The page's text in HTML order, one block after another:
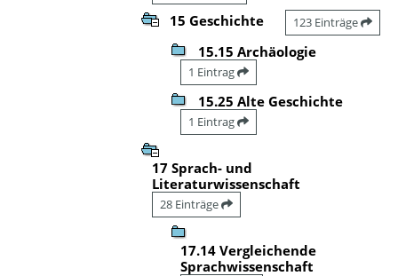
15 Geschichte 123 Einträge
15.15 Archäologie
1 Eintrag
15.25 Alte Geschichte
1 Eintrag
17 Sprach- und
Literaturwissenschaft
28 Einträge
17.14 Vergleichende
Sprachwissenschaft